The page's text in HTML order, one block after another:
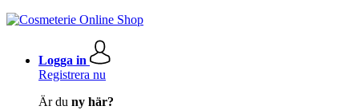
Logga in
Registrera nu
Är du ny här?